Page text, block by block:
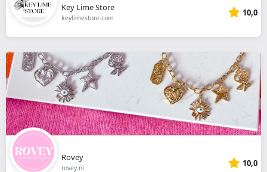
Key Lime Store
keylimestore.com 10,0
Rovey
rovey.nl 10,0